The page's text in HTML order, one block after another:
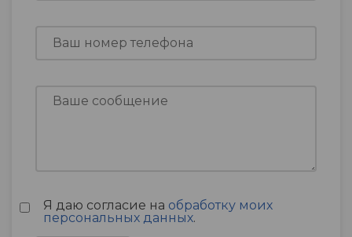
Я даю согласие на обработку моих
персональных данных.